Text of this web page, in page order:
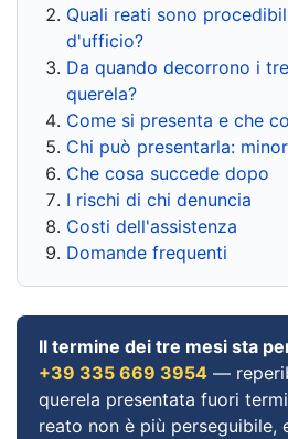
Quali reati sono
d'ufficio?
Da quando decorrono i
querela?
Come si presenta e che
Chi può presentarla:
Che cosa succede dopo
I rischi di chi denuncia
Costi dell'assistenza
Domande frequenti
Il termine dei tre mesi sta
+39 335 669 3954 —
querela presentata fuori
reato non è più perseguibile,